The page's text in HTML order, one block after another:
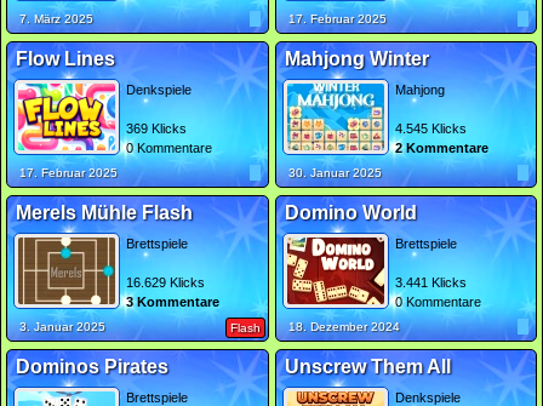
7. März 2025 17. Februar 2025
Flow Lines
Denkspiele
369 Klicks
0 Kommentare
17. Februar 2025
Mahjong Winter
Mahjong
4.545 Klicks
2 Kommentare
30. Januar 2025
Merels Mühle Flash
Brettspiele
16.629 Klicks
3 Kommentare
3. Januar 2025 Flash
Domino World
Brettspiele
3.441 Klicks
0 Kommentare
18. Dezember 2024
Dominos Pirates
Brettspiele
Unscrew Them All
Denkspiele